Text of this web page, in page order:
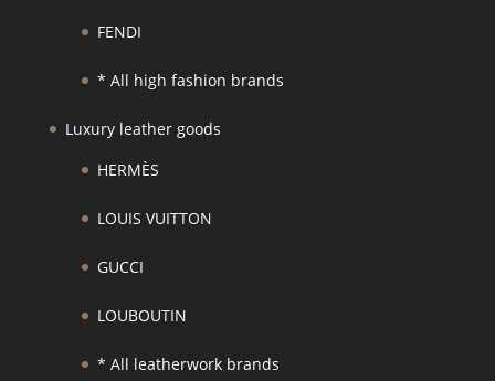
FENDI
* All high fashion brands
Luxury leather goods
HERMÈS
LOUIS VUITTON
GUCCI
LOUBOUTIN
* All leatherwork brands